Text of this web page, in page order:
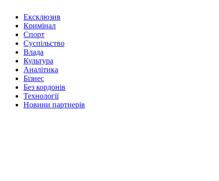
Ексклюзив
Кримінал
Спорт
Суспільство
Влада
Культура
Аналітика
Бізнес
Без кордонів
Технології
Новини партнерів